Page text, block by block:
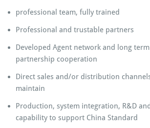
professional team, fully trained
Professional and trustable partners
Developed Agent network and long
partnership cooperation
Direct sales and/or distribution
maintain
Production, system integration, R&D
capability to support China Standard